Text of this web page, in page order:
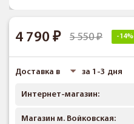
4 790 5 550 -14%
Доставка в за 1-3 дня
Интернет-магазин:
Магазин м. Войковская: